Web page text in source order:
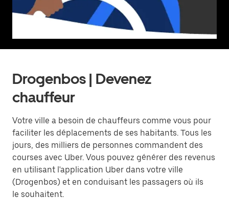
Drogenbos | Devenez
chauffeur
Votre ville a besoin de chauffeurs comme vous pour
faciliter les déplacements de ses habitants. Tous les
jours, des milliers de personnes commandent des
courses avec Uber. Vous pouvez générer des revenus
en utilisant l'application Uber dans votre ville
(Drogenbos) et en conduisant les passagers où ils
le souhaitent.